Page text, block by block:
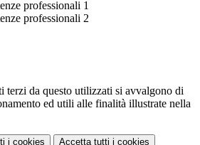
terzi da questo utilizzati si avvalgono di
ed utili alle finalità illustrate nella
i cookies Accetta tutti i cookies